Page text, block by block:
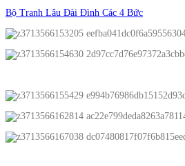
Bộ Tranh Lâu Đài Đình Các 4 Bức